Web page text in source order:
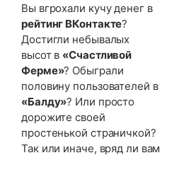
Вы вгрохали кучу денег в
рейтинг ВКонтакте?
Достигли небывалых
высот в «Счастливой
Ферме»? Обыграли
половину пользователей в
«Балду»? Или просто
дорожите своей
простенькой страничкой?
Так или иначе, вряд ли вам